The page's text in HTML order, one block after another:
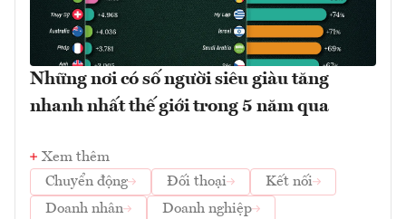
Những nơi có số người siêu giàu tăng
nhanh nhất thế giới trong 5 năm qua
Xem thêm
Chuyển động
Đối thoại
Kết nối
Doanh nhân
Doanh nghiệp